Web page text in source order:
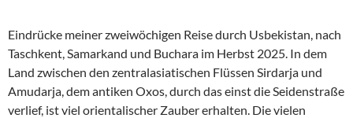
Eindrücke meiner zweiwöchigen Reise durch Usbekistan, nach
Taschkent, Samarkand und Buchara im Herbst 2025. In dem
Land zwischen den zentralasiatischen Flüssen Sirdarja und
Amudarja, dem antiken Oxos, durch das einst die Seidenstraße
verlief, ist viel orientalischer Zauber erhalten. Die vielen